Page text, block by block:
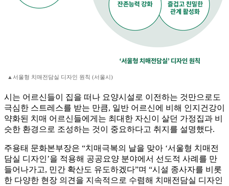
▲서울형 치매전담실 디자인 원칙 (서울시)
시는 어르신들이 집을 떠나 요양시설로 이전하는 것만으로도
극심한 스트레스를 받는 만큼, 일반 어르신에 비해 인지건강이
약화된 치매 어르신들에게는 최대한 자신이 살던 가정집과 비
슷한 환경으로 조성하는 것이 중요하다고 취지를 설명했다.
주용태 문화본부장은 “치매극복의 날을 맞아 ‘서울형 치매전
담실 디자인’을 적용해 공공요양 분야에서 선도적 사례를 만
들어나가고, 민간 확산도 유도하겠다”며 “시설 종사자를 비롯
한 다양한 현장 의견을 지속적으로 수렴해 치매전담실 디자인